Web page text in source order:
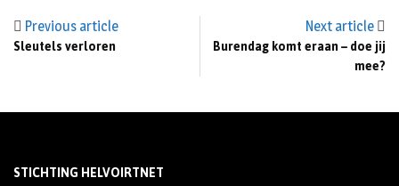
Previous article
Sleutels verloren
Next article
Burendag komt eraan – doe jij
mee?
STICHTING HELVOIRTNET